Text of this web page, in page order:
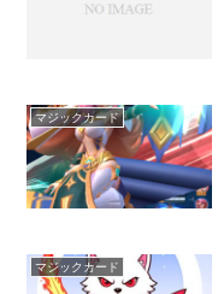
マジックカード
マジックカード